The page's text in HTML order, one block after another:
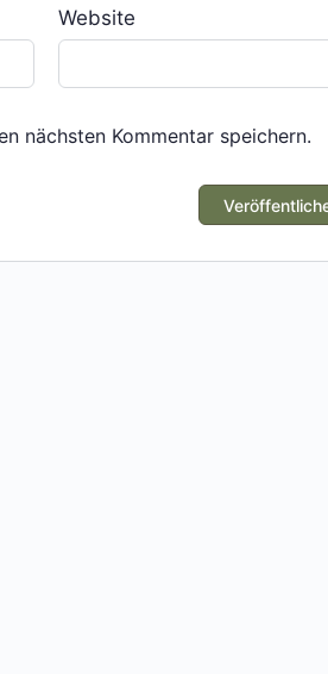
Website
nächsten Kommentar speichern.